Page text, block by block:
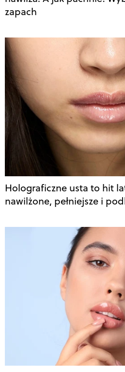
zapach
Holograficzne usta to hit
nawilżone, pełniejsze i